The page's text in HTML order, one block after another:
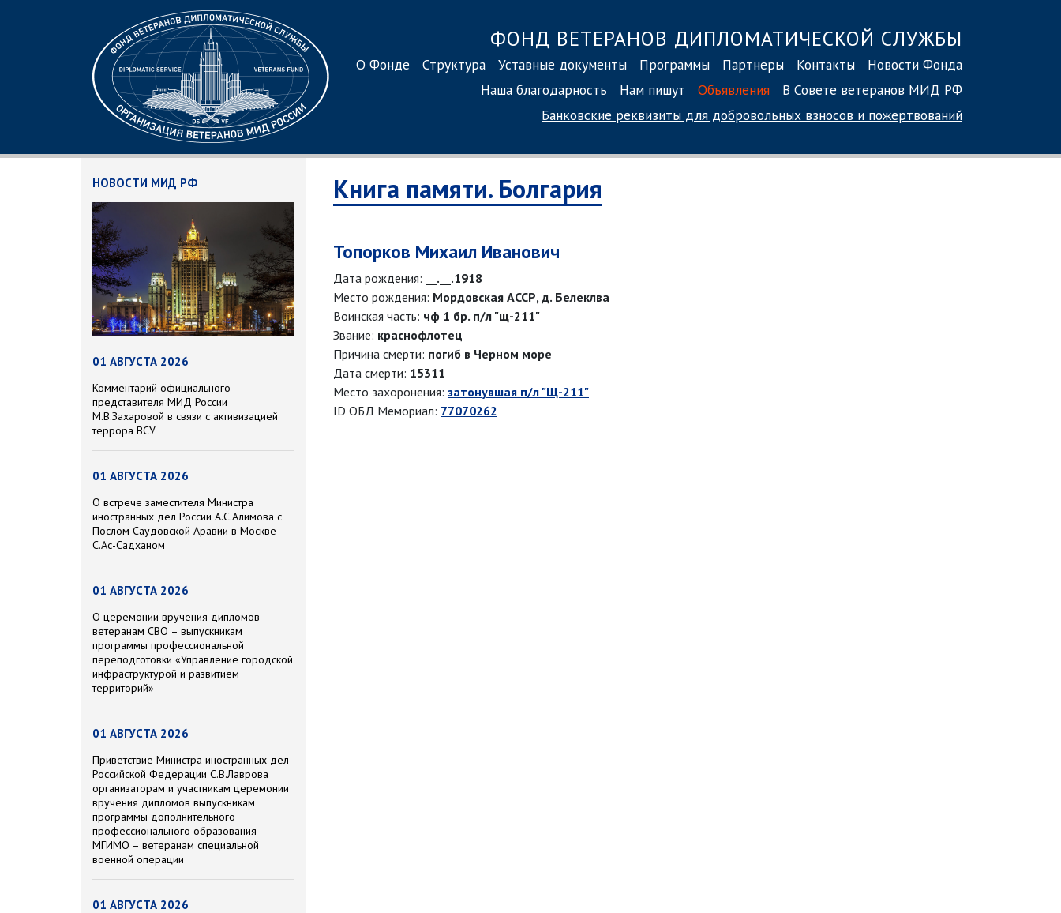
ФОНД ВЕТЕРАНОВ ДИПЛОМАТИЧЕСКОЙ СЛУЖБЫ
О Фонде Структура Уставные документы Программы Партнеры Контакты
Новости Фонда
Наша благодарность
Нам пишут Объявления
В Совете ветеранов МИД РФ
Банковские реквизиты для добровольных взносов и пожертвований
НОВОСТИ МИД РФ
01 АВГУСТА 2026
Комментарий официального
представителя МИД России
М.В.Захаровой в связи с активизацией
террора ВСУ
01 АВГУСТА 2026
О встрече заместителя Министра
иностранных дел России А.С.Алимова с
Послом Саудовской Аравии в Москве
С.Ас-Садханом
01 АВГУСТА 2026
О церемонии вручения дипломов
ветеранам СВО – выпускникам
программы профессиональной
переподготовки «Управление городской
инфраструктурой и развитием
территорий»
01 АВГУСТА 2026
Приветствие Министра иностранных дел
Российской Федерации С.В.Лаврова
организаторам и участникам церемонии
вручения дипломов выпускникам
программы дополнительного
профессионального образования
МГИМО – ветеранам специальной
военной операции
01 АВГУСТА 2026
Книга памяти. Болгария
Топорков Михаил Иванович
Дата рождения:
__.__.1918
Место рождения: Мордовская АССР, д. Белеклва
Воинская часть: чф 1 бр. п/л "щ-211"
Звание: краснофлотец
Причина смерти: погиб в Черном море
Дата смерти: 15311
Место захоронения: затонувшая п/л "Щ-211"
ID ОБД Мемориал: 77070262